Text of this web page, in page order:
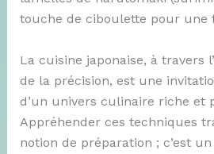
touche de ciboulette pour une
La cuisine japonaise, à travers
de la précision, est une
d’un univers culinaire riche et
Appréhender ces techniques
notion de préparation ; c’est